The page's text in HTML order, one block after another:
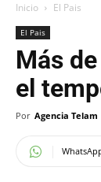
Inicio El Pais
El Pais
Más
el
Por Agencia Telam